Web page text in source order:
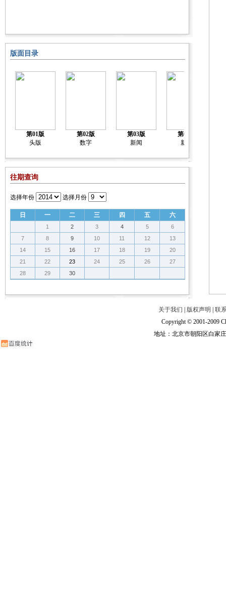
版面目录
第01版
头版
第02版
数字
第03版
新闻
第04版
新闻
往期查询
选择年份 选择月份
日 一 二 三 四 五 六
1 2 3 4 5
6
7
8 9 10 11 12
13
14
15 16 17 18 19
20
21
22 23 24 25 26
27
28
29 30
关于我们 版权声明
联
Copyright © 2001-2009
地址：北京市朝阳区白家